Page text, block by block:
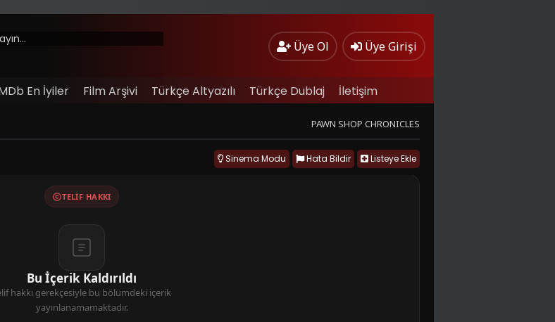
Üye Ol Üye Girişi
En İyiler Film Arşivi Türkçe Altyazılı Türkçe Dublaj
İletişim
PAWN SHOP CHRONICLES
Listeye Ekle
Hata Bildir
Sinema Modu
TELIF HAKKI
Bu İçerik Kaldırıldı
hakkı gerekçesiyle bu bölümdeki içerik
yayınlanamamaktadır.